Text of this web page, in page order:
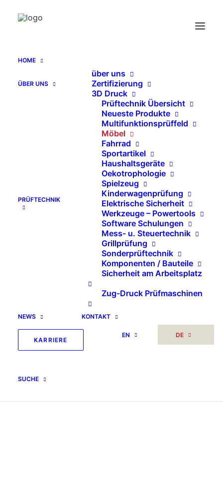
HOME
ÜBER UNS
über uns
Zertifizierung
3D Druck
PRÜFTECHNIK
Prüftechnik Übersicht
Neueste Produkte
Multifunktionsprüffeld
Möbel
Fahrrad
Sportartikel
Haushaltsgeräte
Oekotrophologie
Spielzeug
Kinderwagenprüfung
Elektrische Sicherheit
Werkzeuge – Powertools
Software Schulungen
Mess- u. Steuertechnik
Grillprüfung
Sonderprüftechnik
Komponenten / Bauteile
Sicherheit am Arbeitsplatz
Zug-Druck Prüfmaschinen
NEWS KONTAKT
KARRIERE
EN DE
SUCHE
Normdruckstempel zur Möbelprüfung
Normdruckstempel zur Möbelprüfung Druckstempel für
Rückenlehne 250 x 200 mm, EN 1335 /1728